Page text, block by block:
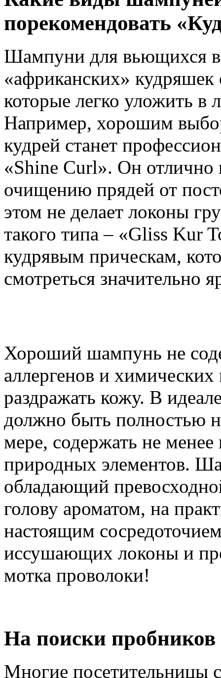
порекомендовать
Шампуни для вьющихся
«африканских»
которые легко уложить
Например, хорошим
кудрей станет
«Shine Curl». Он отлично
очищению прядей от
этом не делает локоны
такого типа – «Gliss Kur
кудрявым прическам,
смотреться значительно
Хороший шампунь не
аллергенов и
раздражать кожу. В
должно быть полностью
мере, содержать не
природных элементов.
обладающий
голову ароматом, на
настоящим
иссушающих локоны и
мотка проволоки!
На поиски
Многие посетительницы